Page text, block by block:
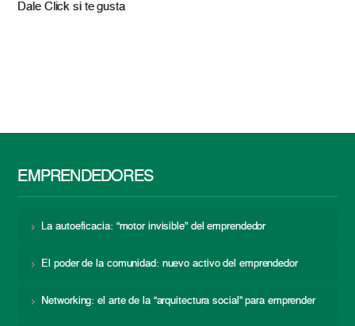
Dale Click si te gusta
EMPRENDEDORES
La autoeficacia: “motor invisible” del emprendedor
El poder de la comunidad: nuevo activo del emprendedor
Networking: el arte de la “arquitectura social” para emprender